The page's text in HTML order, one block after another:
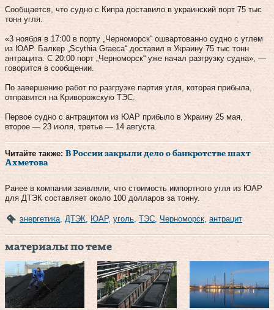
Сообщается, что судно с Кипра доставило в украинский порт 75 тыс
тонн угля.
«3 ноября в 17:00 в порту „Черноморск“ ошвартованно судно с углем
из ЮАР. Балкер „Scythia Graeca“ доставил в Украину 75 тыс тонн
антрацита. С 20:00 порт „Черноморск“ уже начал разгрузку судна», —
говорится в сообщении.
По завершению работ по разгрузке партия угля, которая прибыла,
отправится на Криворожскую ТЭС.
Первое судно с антрацитом из ЮАР прибыло в Украину 25 мая,
второе — 23 июля, третье — 14 августа.
Читайте также: В России закрыли дело о банкротстве шахт
Ахметова
Ранее в компании заявляли, что стоимость импортного угля из ЮАР
для ДТЭК составляет около 100 долларов за тонну.
энергетика ДТЭК ЮАР, уголь ТЭС Черноморск антрацит
материалы по теме